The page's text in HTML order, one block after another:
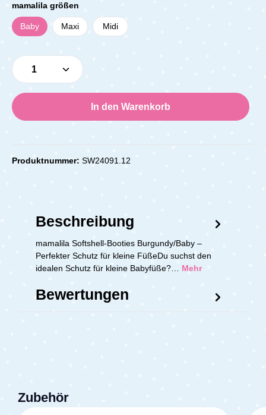
mamalila größen
Baby Maxi Midi
Produkt Anzahl: Gib den gewünschten
In den Warenkorb
Produktnummer: SW24091.12
Beschreibung
mamalila Softshell-Booties Burgundy/Baby –
Perfekter Schutz für kleine FüßeDu suchst den
idealen Schutz für kleine Babyfüße?… Mehr
Bewertungen
Zubehör